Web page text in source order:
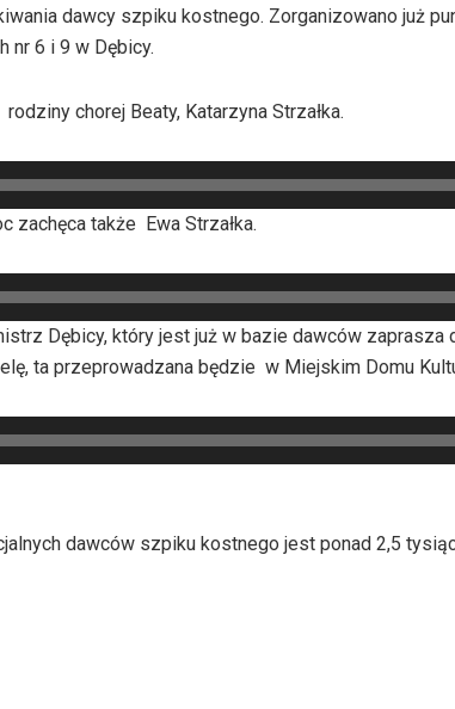
dawcy szpiku kostnego. Zorganizowano już
nr 6 i 9 w Dębicy.
chorej Beaty, Katarzyna Strzałka.
zachęca także Ewa Strzałka.
Dębicy, który jest już w bazie dawców zaprasza
ta przeprowadzana będzie w Miejskim Domu
dawców szpiku kostnego jest ponad 2,5